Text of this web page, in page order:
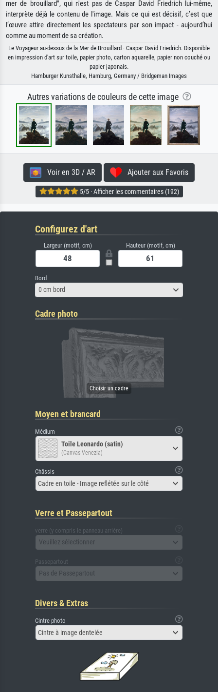
mer de brouillard", qui n'est pas de Caspar David Friedrich lui-même,
interprète déjà le contenu de l'image. Mais ce qui est décisif, c’est que
l’œuvre attire directement les spectateurs par son impact - aujourd’hui
comme au moment de sa création.
Le Voyageur au-dessus de la Mer de Brouillard · Caspar David Friedrich. Disponible
en impression d'art sur toile, papier photo, carton aquarelle, papier non couché ou
papier japonais.
Hamburger Kunsthalle, Hamburg, Germany / Bridgeman Images
Autres variations de couleurs de cette image
Voir en 3D / AR Ajouter aux Favoris
5/5 · Afficher les commentaires (192)
Configurez d'art
Largeur (motif, cm) Hauteur (motif, cm)
Bord
0 cm bord
Cadre photo
Moyen et brancard
Médium
Toile Leonardo (satin)
(Canvas Venezia)
Châssis
Cadre en toile - Image reflétée sur le côté
Verre et Passepartout
verre (y compris le panneau arrière)
Veuillez sélectionner
Passepartout
Pas de Passepartout
Divers & Extras
Cintre photo
Cintre à image dentelée